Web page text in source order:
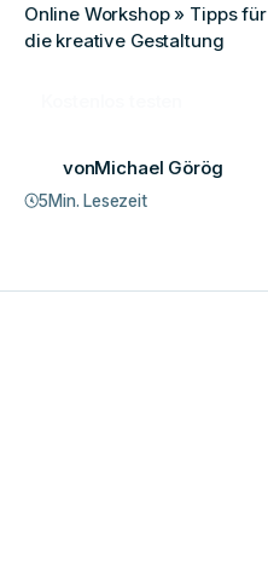
Online Workshop » Tipps für
die kreative Gestaltung
vonMichael Görög
5Min. Lesezeit